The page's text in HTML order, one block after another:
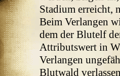
Stadium erreicht,
Beim Verlangen
dem der Blutelf
Attributswert in
Verlangen
Blutwald